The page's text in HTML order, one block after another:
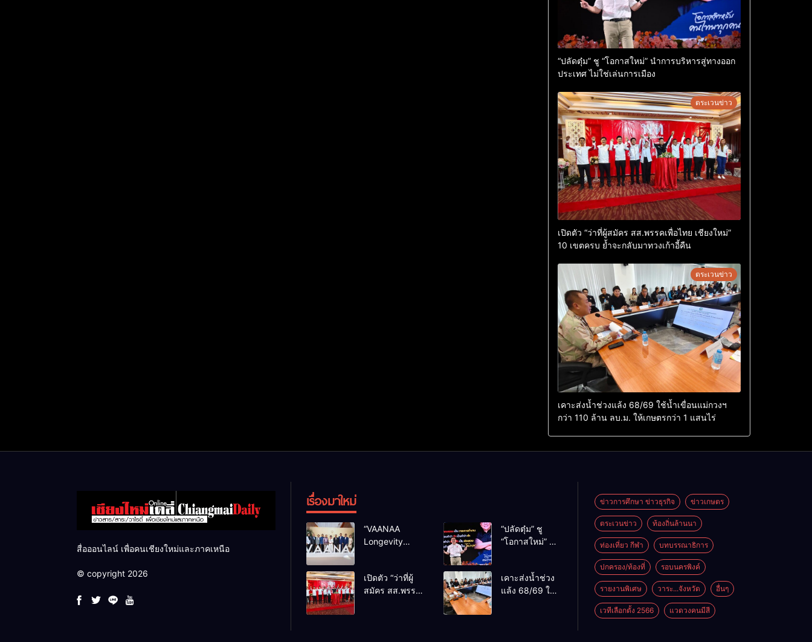
“ปลัดตุ๋ม” ชู “โอกาสใหม่” นำการบริหารสู่ทางออก
ประเทศ ไม่ใช่เล่นการเมือง
ตระเวนข่าว
เปิดตัว “ว่าที่ผู้สมัคร สส.พรรคเพื่อไทย เชียงใหม่”
10 เขตครบ ย้ำจะกลับมาทวงเก้าอี้คืน
ตระเวนข่าว
เคาะส่งน้ำช่วงแล้ง 68/69 ใช้น้ำเขื่อนแม่กวงฯ
กว่า 110 ล้าน ลบ.ม. ให้เกษตรกว่า 1 แสนไร่
สื่อออนไลน์ เพื่อคนเชียงใหม่และภาคเหนือ
© copyright 2026
เรื่องมาใหม่
“VAANAA
Longevity
เอนต์ใหญ่สุดใน
อาเซียน
“ปลัดตุ๋ม” ชู
“โอกาสใหม่” นำ
ไม่ใช่เล่น
การเมือง
เปิดตัว “ว่าที่ผู้
สมัคร สส.พรรค
เคาะส่งน้ำช่วง
แล้ง 68/69 ใช้
ข่าวการศึกษา ข่าวธุรกิจ ข่าวเกษตร
ตระเวนข่าว ท้องถิ่นล้านนา
ท่องเที่ยว กีฬา บทบรรณาธิการ
ปกครอง/ท้องที่ รอบนครพิงค์
รายงานพิเศษ วาระ...จังหวัด อื่นๆ
เวทีเลือกตั้ง 2566 แวดวงคนมีสี